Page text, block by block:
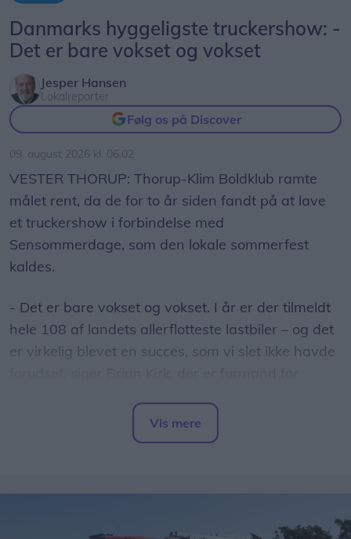
Danmarks hyggeligste truckershow: -
Det er bare vokset og vokset
Jesper Hansen
Lokalreporter
Følg os på Discover
09. august 2026 kl. 06.02
VESTER THORUP: Thorup-Klim Boldklub ramte
målet rent, da de for to år siden fandt på at lave
et truckershow i forbindelse med
Sensommerdage, som den lokale sommerfest
kaldes.
- Det er bare vokset og vokset. I år er der tilmeldt
hele 108 af landets allerflotteste lastbiler – og det
er virkelig blevet en succes, som vi slet ikke havde
- Vi har endda allerede tilsagn fra godt 30, der
Vis mere